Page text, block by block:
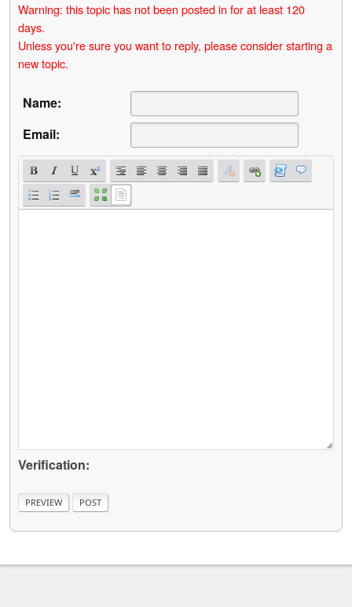
Warning: this topic has not been posted in for at least 120
days.
Unless you're sure you want to reply, please consider starting a
new topic.
Name:
Email:
Verification: